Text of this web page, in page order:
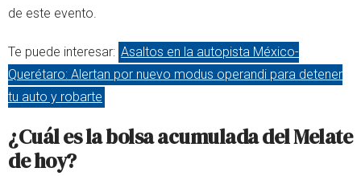
de este evento.
Te puede interesar: Asaltos en la autopista México-
Querétaro: Alertan por nuevo modus operandi para detener
tu auto y robarte
¿Cuál es la bolsa acumulada del Melate
de hoy?